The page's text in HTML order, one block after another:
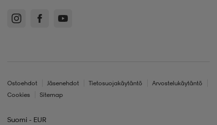
Ostoehdot Jäsenehdot Tietosuojakäytäntö
Arvostelukäytäntö
Cookies
Sitemap
Suomi - EUR